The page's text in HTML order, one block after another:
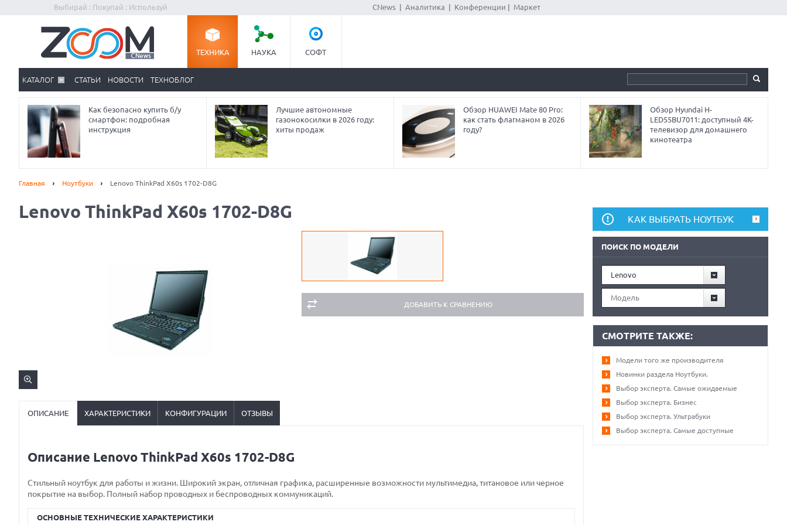
Выбирай : Покупай : Используй CNews| Аналитика Конференции Маркет
ТЕХНИКА НАУКА СОФТ
КАТАЛОГ СТАТЬИ НОВОСТИ ТЕХНОБЛОГ
Как безопасно купить б/у
смартфон: подробная
инструкция
Лучшие автономные
газонокосилки в 2026 году:
хиты продаж
Обзор HUAWEI Mate 80 Pro:
как стать флагманом в 2026
году?
Обзор Hyundai H-
LED55BU7011: доступный 4K-
телевизор для домашнего
кинотеатра
Главная Ноутбуки Lenovo ThinkPad X60s 1702-D8G
Lenovo ThinkPad X60s 1702-D8G
ДОБАВИТЬ К СРАВНЕНИЮ
ОПИСАНИЕ ХАРАКТЕРИСТИКИ КОНФИГУРАЦИИ ОТЗЫВЫ
Описание Lenovo ThinkPad X60s 1702-D8G
Стильный ноутбук для работы и жизни. Широкий экран, отличная графика, расширенные возможности мультимедиа, титановое или черное
покрытие на выбор. Полный набор проводных и беспроводных коммуникаций.
ОСНОВНЫЕ ТЕХНИЧЕСКИЕ ХАРАКТЕРИСТИКИ
КАК ВЫБРАТЬ НОУТБУК
ПОИСК ПО МОДЕЛИ
Lenovo
Модель
СМОТРИТЕ ТАКЖЕ:
Модели того же производителя
Новинки раздела Ноутбуки.
Выбор эксперта. Самые ожидаемые
Выбор эксперта. Бизнес
Выбор эксперта. Ультрабуки
Выбор эксперта. Самые доступные